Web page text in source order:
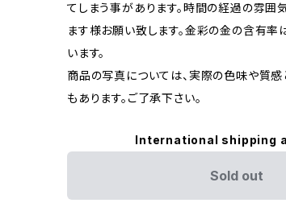
てしまう事があります。時間の経過の雰囲
ます様お願い致します。金彩の金の含有率
います。
商品の写真については、実際の色味や質
もあります。ご了承下さい。
International shipping
Sold out